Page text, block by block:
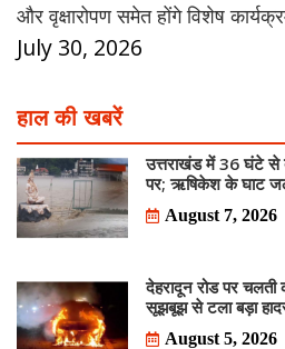
और वृक्षारोपण समेत होंगे विशेष
July 30, 2026
हाल की खबरें
उत्तराखंड में 36 घंटे से
पर; ऋषिकेश के घाट
August 7, 2026
देहरादून रोड पर
सूझबूझ से टला बड़ा
August 5, 2026